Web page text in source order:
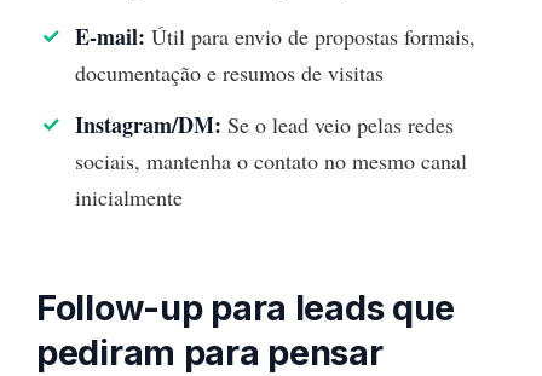
E-mail: Útil para envio de propostas formais,
documentação e resumos de visitas
Instagram/DM: Se o lead veio pelas redes
sociais, mantenha o contato no mesmo canal
inicialmente
Follow-up para leads que
pediram para pensar